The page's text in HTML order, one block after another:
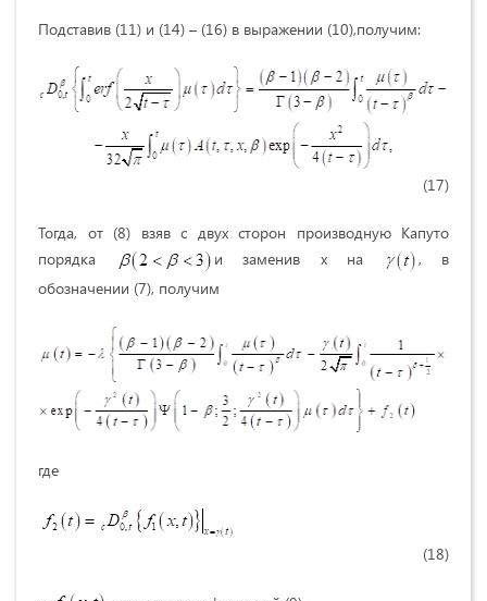
Подставив (11) и (14) – (16) в выражении (10),получим:
(17)
Тогда, от (8) взяв с двух сторон производную Капуто
порядка
и заменив x на
, в
обозначении (7), получим
где
(18)